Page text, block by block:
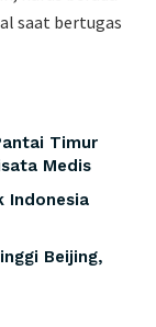
saat bertugas
Timur
Medis
Indonesia
Beijing,